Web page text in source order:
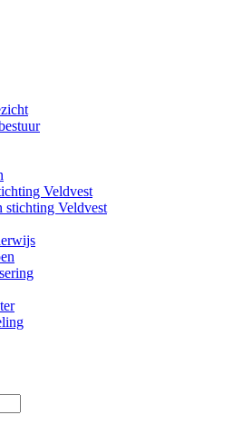
Veldvest
stichting Veldvest